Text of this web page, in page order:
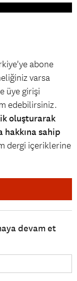
abone
varsa
üye girişi
edebilirsiniz.
oluşturarak
sahip
dergi içeriklerine
devam et